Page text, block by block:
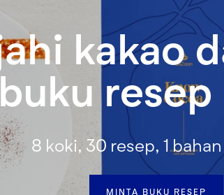
kakao
resep
8 koki, 30 resep, 1
MINTA BUKU RESEP